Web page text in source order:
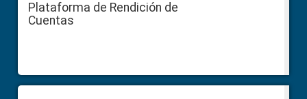
Plataforma de Rendición de
Cuentas